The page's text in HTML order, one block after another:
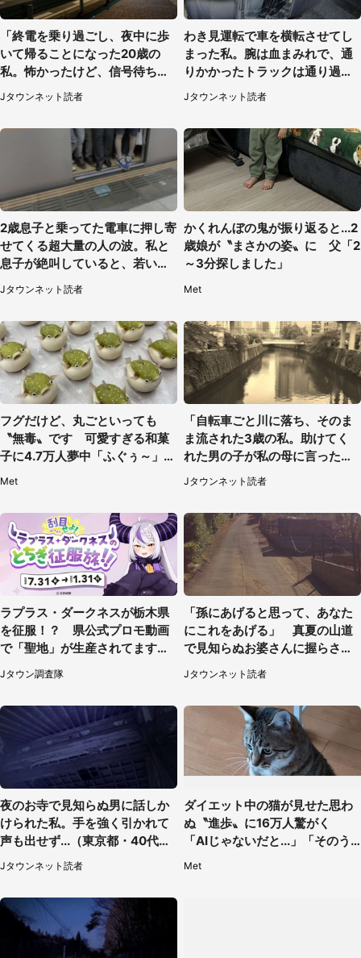
「終電を乗り過ごし、夜中に歩
いて帰ることになった20歳の
私。怖かったけど、信号待ちの
車に道を尋ねたら...」（埼玉
県・60代女性）
Jタウンネット読者
わき見運転で車を横転させてし
まった私。腕は血まみれで、通
りかかったトラックは通り過ぎ
ていき...（福岡県・30代女性）
Jタウンネット読者
2歳息子と乗ってた電車に押し寄
せてくる超大量の人の波。私と
息子が絶叫していると、若いカ
ップルの乗客が...（東京都・60
代女性）
Jタウンネット読者
かくれんぼの鬼が振り返ると...2
歳娘が〝まさかの姿〟に 父「2
～3分探しました」
Met
フグだけど、丸ごといっても
〝無毒〟です 可愛すぎる和菓
子に4.7万人夢中「ふぐぅ～」
「職人の技ですね」
Met
「自転車ごと川に落ち、そのま
ま流された3歳の私。助けてく
れた男の子が私の母に言ったの
は...」（千葉県・20代女性）
Jタウンネット読者
ラプラス・ダークネスが栃木県
を征服！？ 県公式プロモ動画
で「聖地」が生産されてます【7
／31～1／31】
Jタウン調査隊
「孫にあげると思って、あなた
にこれをあげる」 真夏の山道
で見知らぬお婆さんに握らされ
たもの（山口県・30代女性）
Jタウンネット読者
夜のお寺で見知らぬ男に話しか
けられた私。手を強く引かれて
声も出せず...（東京都・40代女
性）
Jタウンネット読者
ダイエット中の猫が見せた思わ
ぬ〝進歩〟に16万人驚がく
「AIじゃないだと...」「そのう
ち喋りそう」
Met